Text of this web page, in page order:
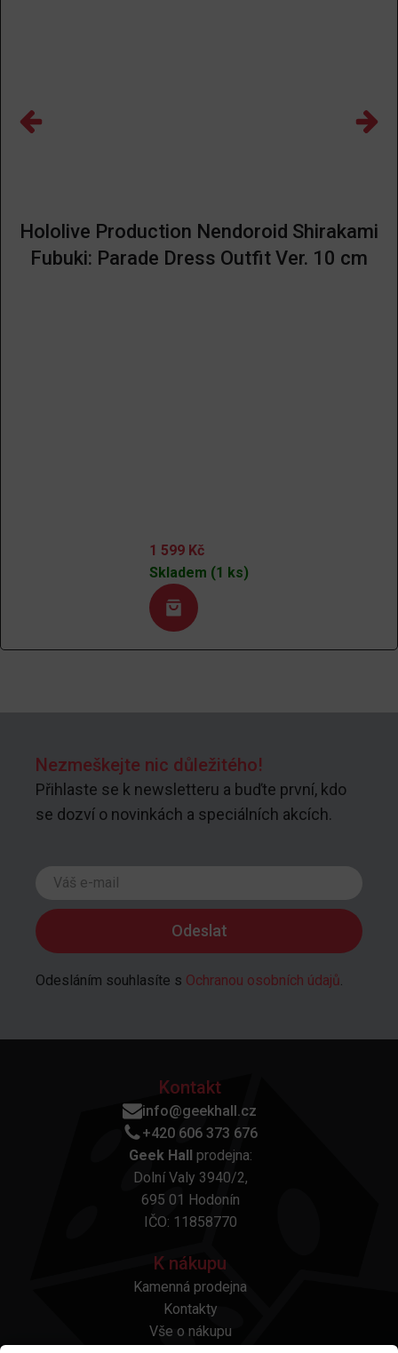
Hololive Production Nendoroid Shirakami
Fubuki: Parade Dress Outfit Ver. 10 cm
1 599 Kč
Skladem (1 ks)
Nezmeškejte nic důležitého!
Přihlaste se k newsletteru a buďte první, kdo
se dozví o novinkách a speciálních akcích.
Odesláním souhlasíte s Ochranou osobních údajů.
Kontakt
info@geekhall.cz
+420 606 373 676
Geek Hall prodejna:
Dolní Valy 3940/2,
695 01 Hodonín
IČO: 11858770
K nákupu
Kamenná prodejna
Kontakty
Vše o nákupu